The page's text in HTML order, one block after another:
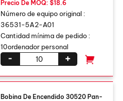
Precio De MOQ: $18.6
Número de equipo original :
36531-5A2-A01
Cantidad mínima de pedido :
10ordenador personal
+
-
Bobina De Encendido 30520 Pan-